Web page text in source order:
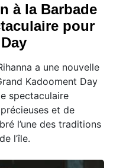
à la Barbade
pour
a une nouvelle
Kadooment Day
spectaculaire
et de
l’une des traditions
l’île.